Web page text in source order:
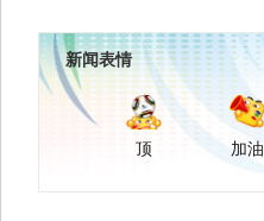
新闻表情
顶 加油